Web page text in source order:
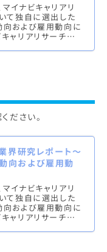
イナビキャリアリ
て独自に選出した
および雇用動向に
ャリアリサーチ
ださい。
界研究レポート～
向および雇用動
イナビキャリアリ
て独自に選出した
および雇用動向に
ャリアリサーチ